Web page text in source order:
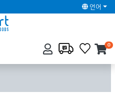
언어
0